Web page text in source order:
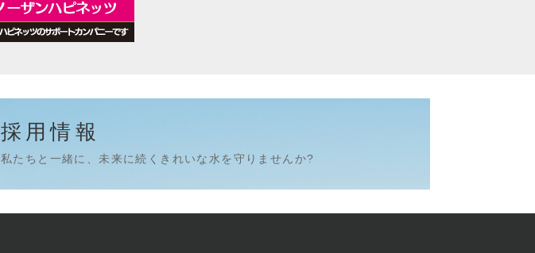
採用情報
私たちと一緒に、未来に続くきれいな水を守りませんか?